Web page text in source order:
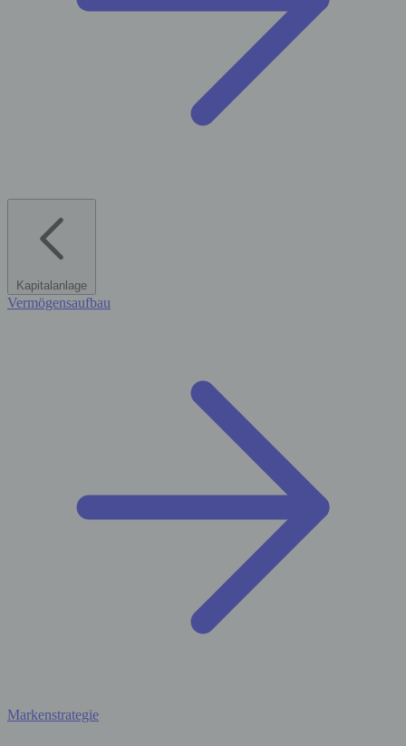
Kapitalanlage
Vermögensaufbau
Markenstrategie